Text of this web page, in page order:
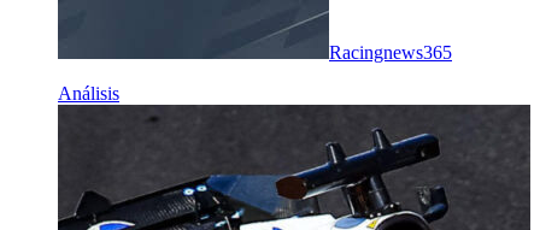
Racingnews365
Análisis